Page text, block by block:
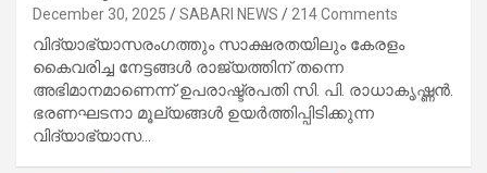
December 30, 2025 SABARI NEWS 214 Comments
വിദ്യാഭ്യാസരംഗത്തും സാക്ഷരതയിലും കേരളം
കൈവരിച്ച നേട്ടങ്ങൾ രാജ്യത്തിന് തന്നെ
അഭിമാനമാണെന്ന് ഉപരാഷ്ട്രപതി സി. പി. രാധാകൃഷ്ണൻ.
ഭരണഘടനാ മൂല്യങ്ങൾ ഉയർത്തിപ്പിടിക്കുന്ന
വിദ്യാഭ്യാസ…